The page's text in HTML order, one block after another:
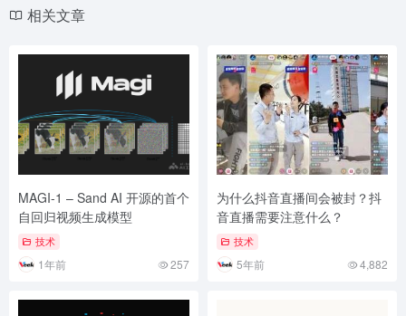
相关文章
MAGI-1 – Sand AI 开源的首个
自回归视频生成模型
技术
1年前 257
为什么抖音直播间会被封？抖
音直播需要注意什么？
技术
5年前 4,882